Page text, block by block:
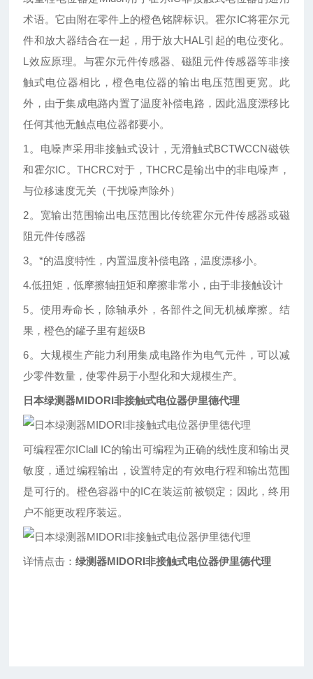
术语。它由附在零件上的橙色铭牌标识。霍尔IC将霍尔元
件和放大器结合在一起，用于放大HAL引起的电位变化。
L效应原理。与霍尔元件传感器、磁阻元件传感器等非接
触式电位器相比，橙色电位器的输出电压范围更宽。此
外，由于集成电路内置了温度补偿电路，因此温度漂移比
任何其他无触点电位器都要小。
1。电噪声采用非接触式设计，无滑触式BCTWCCN磁铁
和霍尔IC。THCRC对于，THCRC是输出中的非电噪声，
与位移速度无关（干扰噪声除外）
2。宽输出范围输出电压范围比传统霍尔元件传感器或磁
阻元件传感器
3。*的温度特性，内置温度补偿电路，温度漂移小。
4.低扭矩，低摩擦轴扭矩和摩擦非常小，由于非接触设计
5。使用寿命长，除轴承外，各部件之间无机械摩擦。结
果，橙色的罐子里有超级B
6。大规模生产能力利用集成电路作为电气元件，可以减
少零件数量，使零件易于小型化和大规模生产。
日本绿测器MIDORI非接触式电位器伊里德代理
可编程霍尔IClall IC的输出可编程为正确的线性度和输出灵
敏度，通过编程输出，设置特定的有效电行程和输出范围
是可行的。橙色容器中的IC在装运前被锁定；因此，终用
户不能更改程序装运。
详情点击：绿测器MIDORI非接触式电位器伊里德代理